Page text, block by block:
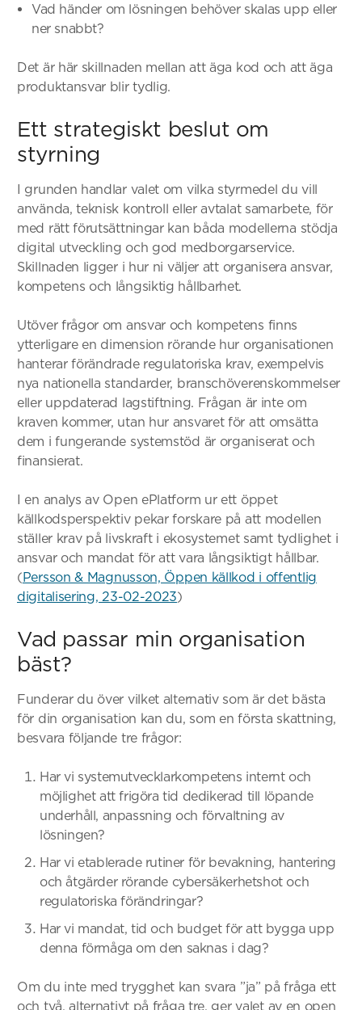
Vad händer om lösningen behöver skalas upp eller
ner snabbt?
Det är här skillnaden mellan att äga kod och att äga
produktansvar blir tydlig.
Ett strategiskt beslut om
styrning
I grunden handlar valet om vilka styrmedel du vill
använda, teknisk kontroll eller avtalat samarbete, för
med rätt förutsättningar kan båda modellerna stödja
digital utveckling och god medborgarservice.
Skillnaden ligger i hur ni väljer att organisera ansvar,
kompetens och långsiktig hållbarhet.
Utöver frågor om ansvar och kompetens finns
ytterligare en dimension rörande hur organisationen
hanterar förändrade regulatoriska krav, exempelvis
nya nationella standarder, branschöverenskommelser
eller uppdaterad lagstiftning. Frågan är inte om
kraven kommer, utan hur ansvaret för att omsätta
dem i fungerande systemstöd är organiserat och
finansierat.
I en analys av Open ePlatform ur ett öppet
källkodsperspektiv pekar forskare på att modellen
ställer krav på livskraft i ekosystemet samt tydlighet i
ansvar och mandat för att vara långsiktigt hållbar.
(Persson & Magnusson, Öppen källkod i offentlig
digitalisering, 23-02-2023)
Vad passar min organisation
bäst?
Funderar du över vilket alternativ som är det bästa
för din organisation kan du, som en första skattning,
besvara följande tre frågor:
Har vi systemutvecklarkompetens internt och
möjlighet att frigöra tid dedikerad till löpande
underhåll, anpassning och förvaltning av
lösningen?
Har vi etablerade rutiner för bevakning, hantering
och åtgärder rörande cybersäkerhetshot och
regulatoriska förändringar?
Har vi mandat, tid och budget för att bygga upp
denna förmåga om den saknas i dag?
Om du inte med trygghet kan svara ”ja” på fråga ett
och två, alternativt på fråga tre, ger valet av en open